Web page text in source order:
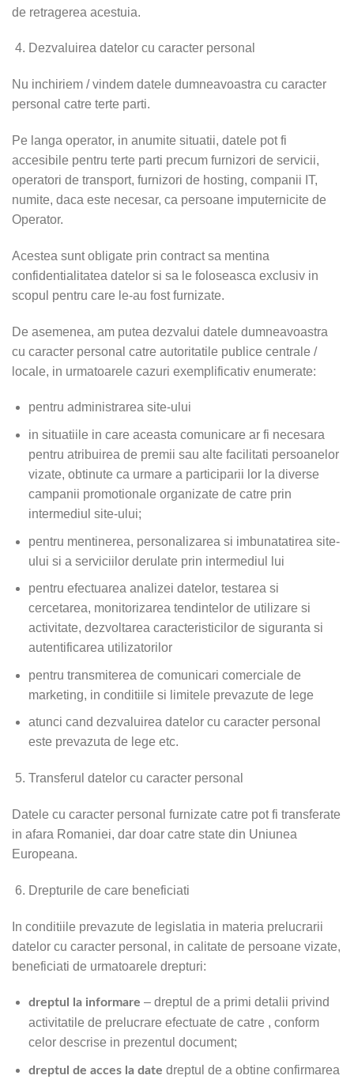
de retragerea acestuia.
Dezvaluirea datelor cu caracter personal
Nu inchiriem / vindem datele dumneavoastra cu caracter
personal catre terte parti.
Pe langa operator, in anumite situatii, datele pot fi
accesibile pentru terte parti precum furnizori de servicii,
operatori de transport, furnizori de hosting, companii IT,
numite, daca este necesar, ca persoane imputernicite de
Operator.
Acestea sunt obligate prin contract sa mentina
confidentialitatea datelor si sa le foloseasca exclusiv in
scopul pentru care le-au fost furnizate.
De asemenea, am putea dezvalui datele dumneavoastra
cu caracter personal catre autoritatile publice centrale /
locale, in urmatoarele cazuri exemplificativ enumerate:
pentru administrarea site-ului
in situatiile in care aceasta comunicare ar fi necesara
pentru atribuirea de premii sau alte facilitati persoanelor
vizate, obtinute ca urmare a participarii lor la diverse
campanii promotionale organizate de catre prin
intermediul site-ului;
pentru mentinerea, personalizarea si imbunatatirea site-
ului si a serviciilor derulate prin intermediul lui
pentru efectuarea analizei datelor, testarea si
cercetarea, monitorizarea tendintelor de utilizare si
activitate, dezvoltarea caracteristicilor de siguranta si
autentificarea utilizatorilor
pentru transmiterea de comunicari comerciale de
marketing, in conditiile si limitele prevazute de lege
atunci cand dezvaluirea datelor cu caracter personal
este prevazuta de lege etc.
Transferul datelor cu caracter personal
Datele cu caracter personal furnizate catre pot fi transferate
in afara Romaniei, dar doar catre state din Uniunea
Europeana.
Drepturile de care beneficiati
In conditiile prevazute de legislatia in materia prelucrarii
datelor cu caracter personal, in calitate de persoane vizate,
beneficiati de urmatoarele drepturi:
dreptul la informare – dreptul de a primi detalii privind
activitatile de prelucrare efectuate de catre , conform
celor descrise in prezentul document;
dreptul de acces la date dreptul de a obtine confirmarea